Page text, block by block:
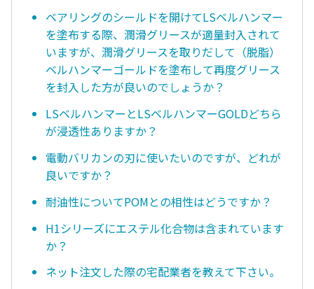
ベアリングのシールドを開けてLSベルハンマー
を塗布する際、潤滑グリースが適量封入されて
いますが、潤滑グリースを取りだして（脱脂）
ベルハンマーゴールドを塗布して再度グリース
を封入した方が良いのでしょうか？
LSベルハンマーとLSベルハンマーGOLDどちら
が浸透性ありますか？
電動バリカンの刃に使いたいのですが、どれが
良いですか？
耐油性についてPOMとの相性はどうですか？
H1シリーズにエステル化合物は含まれています
か？
ネット注文した際の宅配業者を教えて下さい。